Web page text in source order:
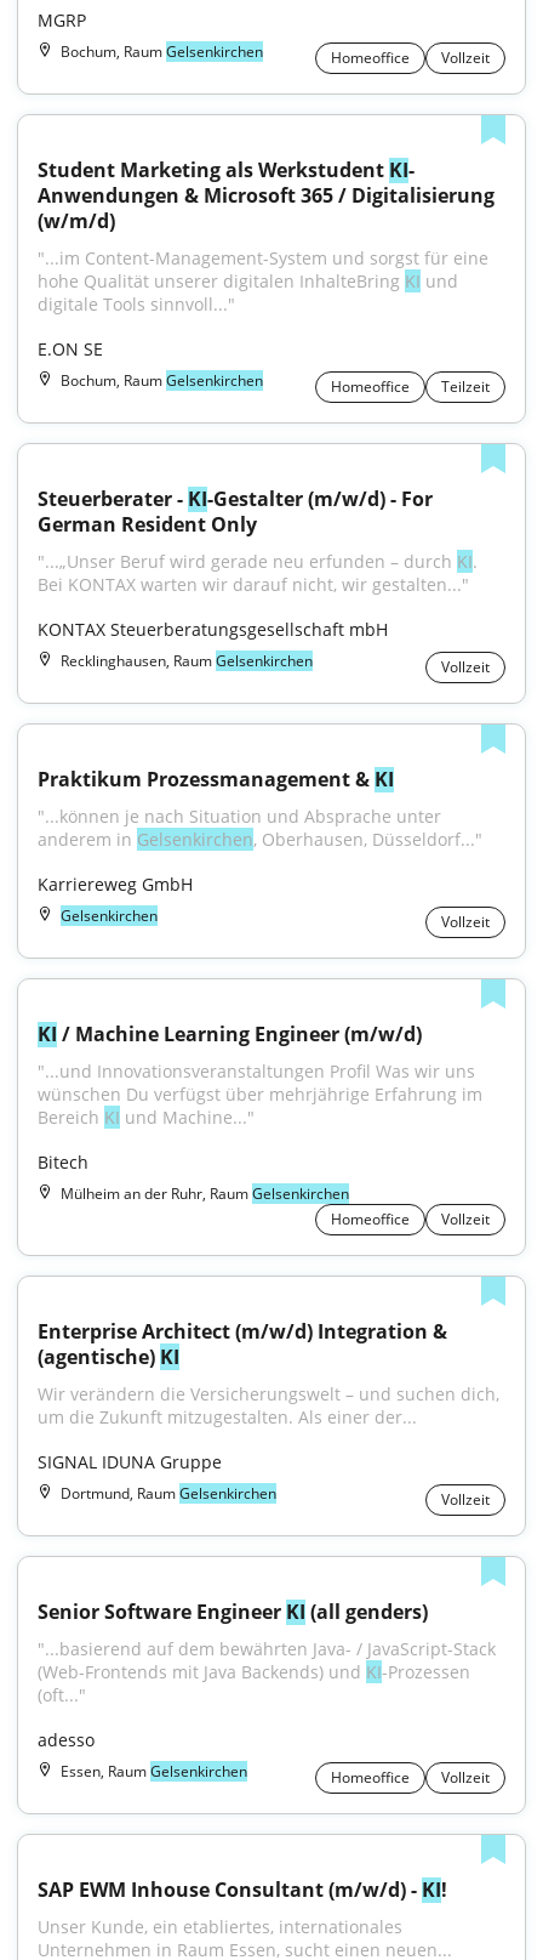
MGRP
Bochum, RaumGelsenkirchen Homeoffice Vollzeit
Student Marketing als Werkstudent KI-
Anwendungen & Microsoft 365 / Digitalisierung
(w/m/d)
"...im Content-Management-System und sorgst für eine
hohe Qualität unserer digitalen InhalteBring KI und
digitale Tools sinnvoll..."
E.ON SE
Bochum, RaumGelsenkirchen Homeoffice Teilzeit
Steuerberater - KI-Gestalter (m/w/d) - For
German Resident Only
"...„Unser Beruf wird gerade neu erfunden – durch KI.
Bei KONTAX warten wir darauf nicht, wir gestalten..."
KONTAX Steuerberatungsgesellschaft mbH
Recklinghausen, RaumGelsenkirchen Vollzeit
Praktikum Prozessmanagement & KI
"...können je nach Situation und Absprache unter
anderem in Gelsenkirchen, Oberhausen, Düsseldorf..."
Karriereweg GmbH
Gelsenkirchen Vollzeit
KI / Machine Learning Engineer (m/w/d)
"...und Innovationsveranstaltungen Profil Was wir uns
wünschen Du verfügst über mehrjährige Erfahrung im
Bereich KI und Machine..."
Bitech
Mülheim an der Ruhr, RaumGelsenkirchen
Homeoffice
Vollzeit
Enterprise Architect (m/w/d) Integration &
(agentische) KI
Wir verändern die Versicherungswelt – und suchen dich,
um die Zukunft mitzugestalten. Als einer der...
SIGNAL IDUNA Gruppe
Dortmund, RaumGelsenkirchen Vollzeit
Senior Software Engineer KI (all genders)
"...basierend auf dem bewährten Java- / JavaScript-Stack
(Web-Frontends mit Java Backends) und KI-Prozessen
(oft..."
adesso
Essen, RaumGelsenkirchen Homeoffice Vollzeit
SAP EWM Inhouse Consultant (m/w/d) - KI!
Unser Kunde, ein etabliertes, internationales
Unternehmen in Raum Essen, sucht einen neuen...